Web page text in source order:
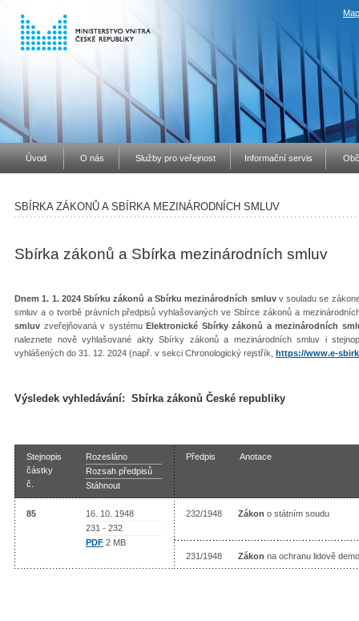
Úvod O nás Služby pro veřejnost Informační servis
SBÍRKA ZÁKONŮ A SBÍRKA MEZINÁRODNÍCH SMLUV
Sbírka zákonů a Sbírka mezinárodních smluv
Dnem 1. 1. 2024 Sbírku zákonů a Sbírku mezinárodních smluvv souladu se
smluv a o tvorbě právních předpisů vyhlašovaných ve Sbírce zákonů a
smluv zveřejňovaná v systémuElektronické Sbírky zákonů a mezinárodních
naleznete nově vyhlašované akty Sbírky zákonů a mezinárodních smluv i
vyhlášených do 31. 12. 2024 (např. v sekci Chronologický rejstřík, https://www.e-
Výsledek vyhledávání: Sbírka zákonů České republiky
Stejnopis
částky
č.
Rozesláno
Rozsah předpisů
Stáhnout
Předpis Anotace
85
16. 10. 1948
231 - 232
PDF 2 MB
232/1948 Zákon o státním soudu
231/1948 Zákon na ochranu lidově